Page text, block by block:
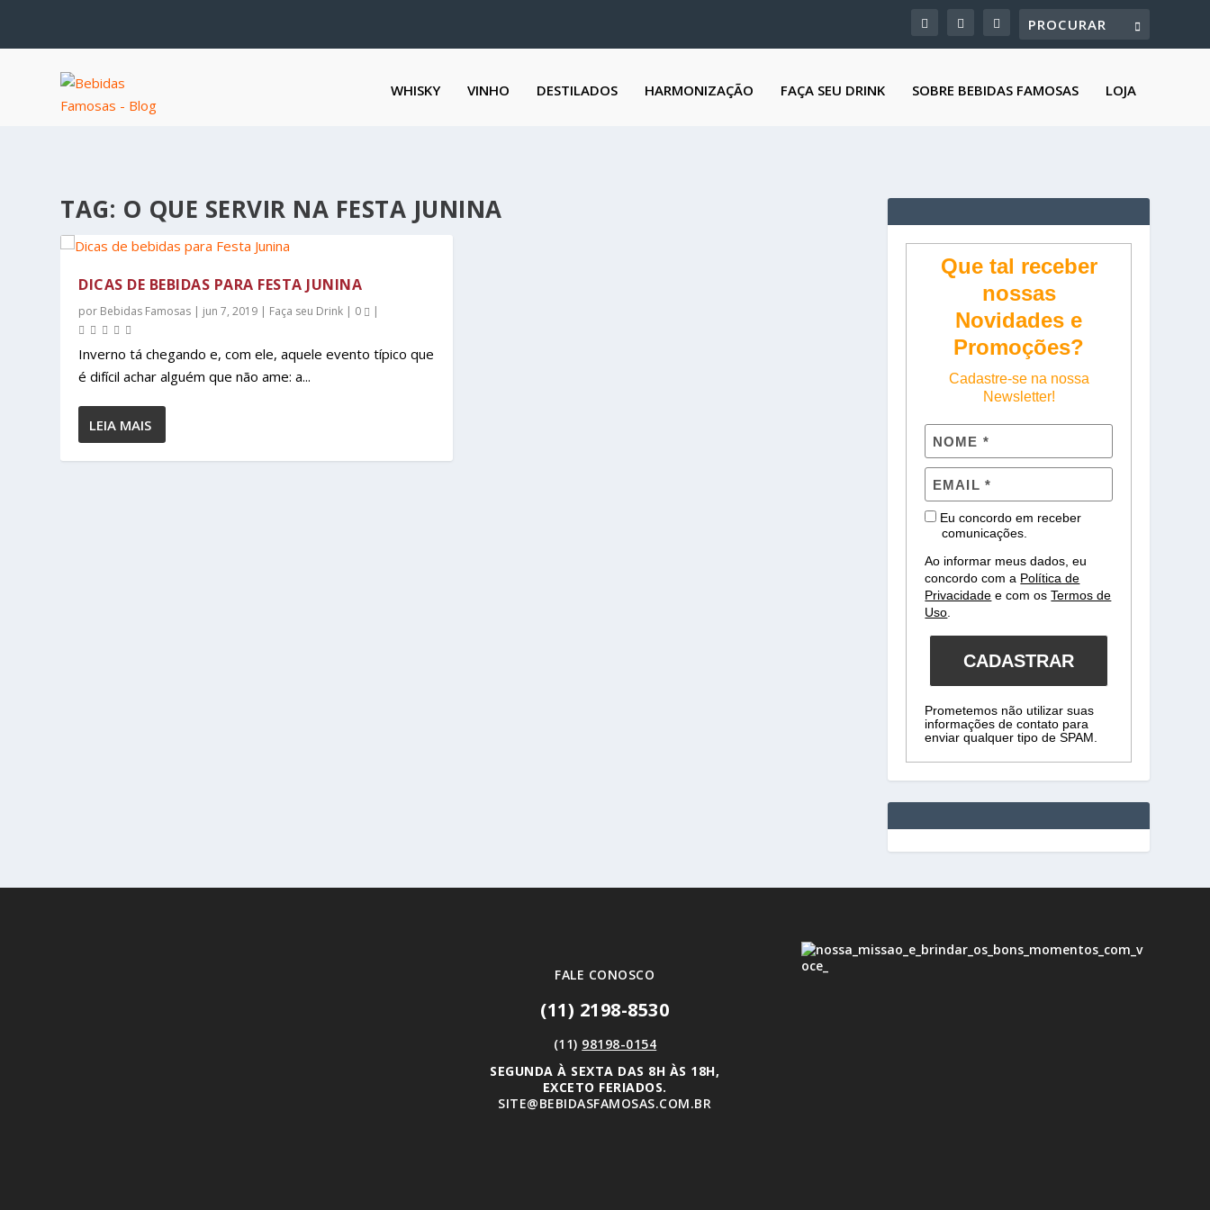
WHISKY VINHO DESTILADOS HARMONIZAÇÃO FAÇA SEU DRINK SOBRE BEBIDAS FAMOSAS LOJA
TAG: O QUE SERVIR NA FESTA JUNINA
DICAS DE BEBIDAS PARA FESTA JUNINA
por Bebidas Famosas | jun 7, 2019 | Faça seu Drink | 0 |
Inverno tá chegando e, com ele, aquele evento típico que
é difícil achar alguém que não ame: a...
LEIA MAIS
Que tal receber
nossas
Novidades e
Promoções?
Cadastre-se na nossa
Newsletter!
Eu concordo em receber
comunicações.
Ao informar meus dados, eu
concordo com a Política de
Privacidade e com osTermos de
Uso
CADASTRAR
Prometemos não utilizar suas
informações de contato para
enviar qualquer tipo de SPAM.
FALE CONOSCO
(11) 2198-8530
(11) 98198-0154
SEGUNDA À SEXTA DAS 8H ÀS 18H,
EXCETO FERIADOS.
SITE@BEBIDASFAMOSAS.COM.BR